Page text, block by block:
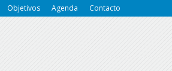
Objetivos Agenda Contacto